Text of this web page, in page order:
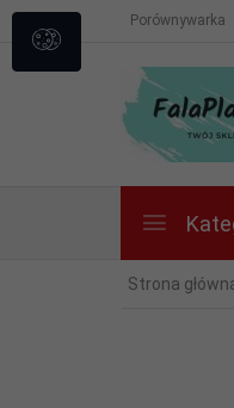
Porównywarka
Strona